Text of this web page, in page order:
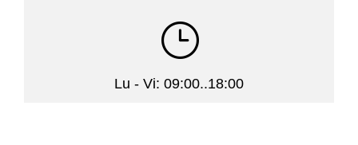
}
Lu - Vi: 09:00..18:00